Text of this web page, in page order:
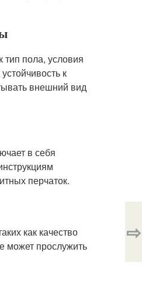
тип пола, условия
к
внешний вид
в себя
перчаток.
как качество
может прослужить
⇨